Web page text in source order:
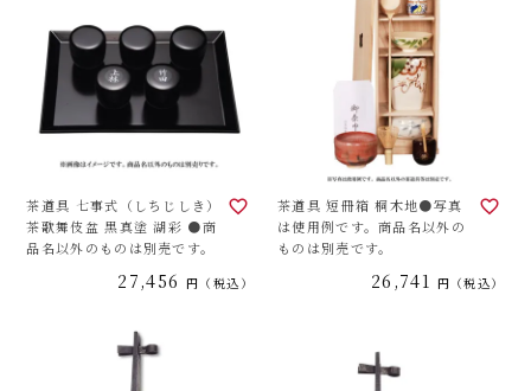
茶道具 七事式（しちじしき）
茶歌舞伎盆 黒真塗 湖彩 ●商
品名以外のものは別売です。
27,456 税込
茶道具 短冊箱 桐木地●写真
は使用例です。商品名以外の
ものは別売です。
26,741 税込